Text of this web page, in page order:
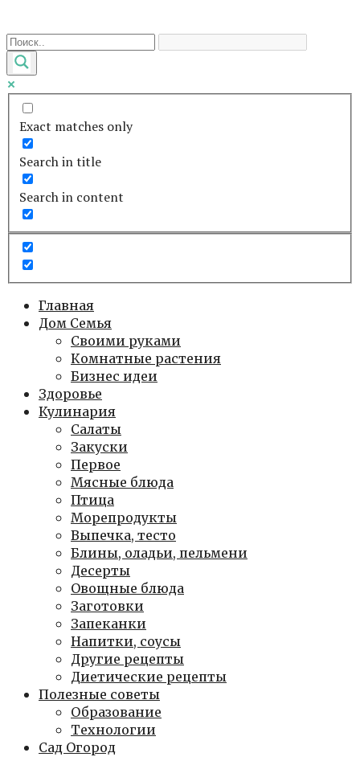
к
контенту
Exact matches only
Search in title
Search in content
Главная
Дом Семья
Своими руками
Комнатные растения
Бизнес идеи
Здоровье
Кулинария
Салаты
Закуски
Первое
Мясные блюда
Птица
Морепродукты
Выпечка, тесто
Блины, оладьи, пельмени
Десерты
Овощные блюда
Заготовки
Запеканки
Напитки, соусы
Другие рецепты
Диетические рецепты
Полезные советы
Образование
Технологии
Сад Огород